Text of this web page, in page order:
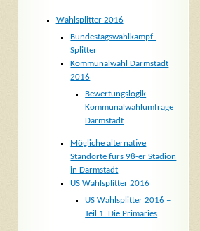
Wahlsplitter 2016
Bundestagswahlkampf-
Splitter
Kommunalwahl Darmstadt
2016
Bewertungslogik
Kommunalwahlumfrage
Darmstadt
Mögliche alternative
Standorte fürs 98-er Stadion
in Darmstadt
US Wahlsplitter 2016
US Wahlsplitter 2016 –
Teil 1: Die Primaries